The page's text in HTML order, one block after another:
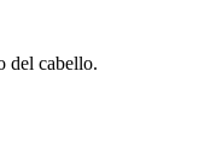
del cabello.